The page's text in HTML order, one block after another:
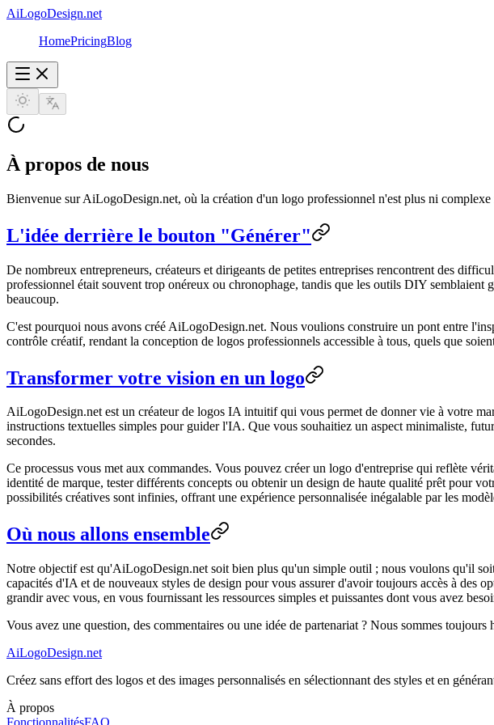
AiLogoDesign.net
HomePricingBlog
À propos de nous
Bienvenue sur AiLogoDesign.net, où la création d'un logo professionnel n'est plus ni
L'idée derrière le bouton "Générer"
De nombreux entrepreneurs, créateurs et dirigeants de petites entreprises rencontrent des
professionnel était souvent trop onéreux ou chronophage, tandis que les outils DIY
beaucoup.
C'est pourquoi nous avons créé AiLogoDesign.net. Nous voulions construire un pont entre
contrôle créatif, rendant la conception de logos professionnels accessible à tous, quels que
Transformer votre vision en un logo
AiLogoDesign.net est un créateur de logos IA intuitif qui vous permet de donner vie à votre
instructions textuelles simples pour guider l'IA. Que vous souhaitiez un aspect minimaliste,
secondes.
Ce processus vous met aux commandes. Vous pouvez créer un logo d'entreprise qui reflète
identité de marque, tester différents concepts ou obtenir un design de haute qualité prêt pour
possibilités créatives sont infinies, offrant une expérience personnalisée inégalable par les
Où nous allons ensemble
Notre objectif est qu'AiLogoDesign.net soit bien plus qu'un simple outil ; nous voulons qu'il
capacités d'IA et de nouveaux styles de design pour vous assurer d'avoir toujours accès à des
grandir avec vous, en vous fournissant les ressources simples et puissantes dont vous avez
Vous avez une question, des commentaires ou une idée de partenariat ? Nous sommes
AiLogoDesign.net
Créez sans effort des logos et des images personnalisés en sélectionnant des styles et en
À propos